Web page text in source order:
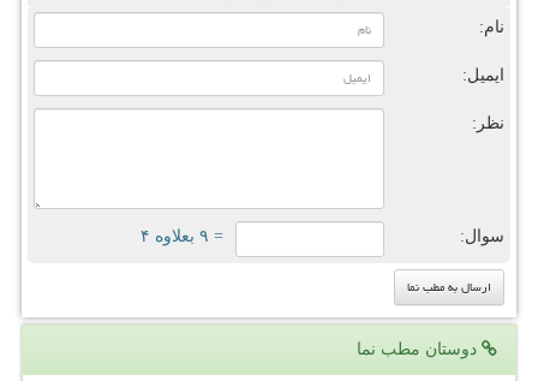
نام:
ایمیل:
نظر:
سوال: = ۹ بعلاوه ۴
دوستان مطب نما